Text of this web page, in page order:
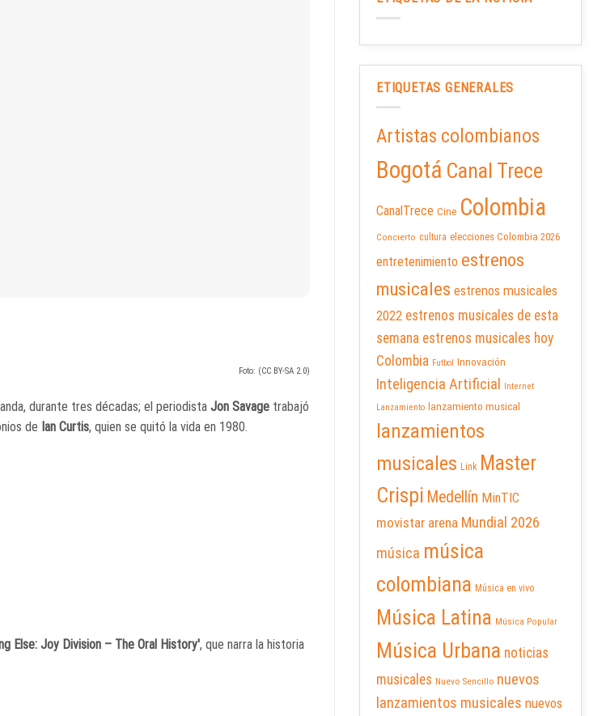
Foto: (CC BY-SA 2.0)
durante tres décadas; el periodista Jon Savage trabajó
de Ian Curtis, quien se quitó la vida en 1980.
Else: Joy Division – The Oral History', que narra la historia
ETIQUETAS GENERALES
Artistas colombianos
Bogotá Canal Trece
CanalTrece Cine Colombia
Concierto cultura elecciones Colombia 2026
entretenimiento estrenos
musicales estrenos musicales
2022 estrenos musicales de esta
semana estrenos musicales hoy
Colombia Futbol Innovación
Inteligencia Artificial
Internet
Lanzamiento
lanzamiento musical
lanzamientos
musicales Link Master
Crispi Medellín MinTIC
movistar arena Mundial 2026
música música
colombiana Música en vivo
Música Latina Música Popular
Música Urbana noticias
musicales Nuevo Sencillo nuevos
lanzamientos musicales nuevos